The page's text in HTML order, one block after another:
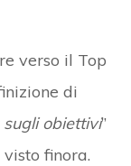
verso il Top
di
obiettivi”
finora.